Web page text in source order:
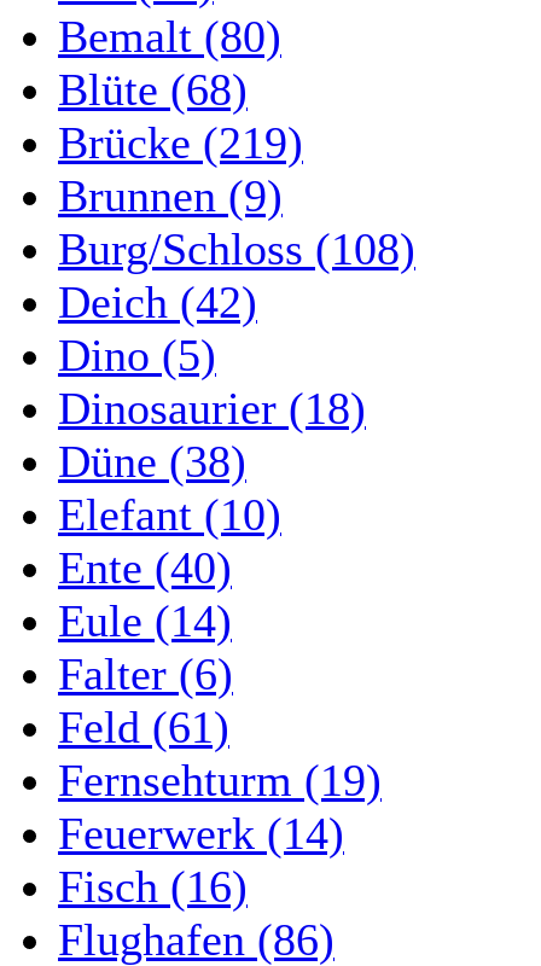
Bemalt (80)
Blüte (68)
Brücke (219)
Brunnen (9)
Burg/Schloss (108)
Deich (42)
Dino (5)
Dinosaurier (18)
Düne (38)
Elefant (10)
Ente (40)
Eule (14)
Falter (6)
Feld (61)
Fernsehturm (19)
Feuerwerk (14)
Fisch (16)
Flughafen (86)